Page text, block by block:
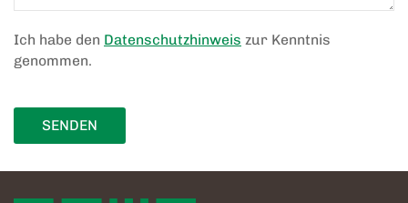
Ich habe den Datenschutzhinweis zur Kenntnis
genommen.
SENDEN